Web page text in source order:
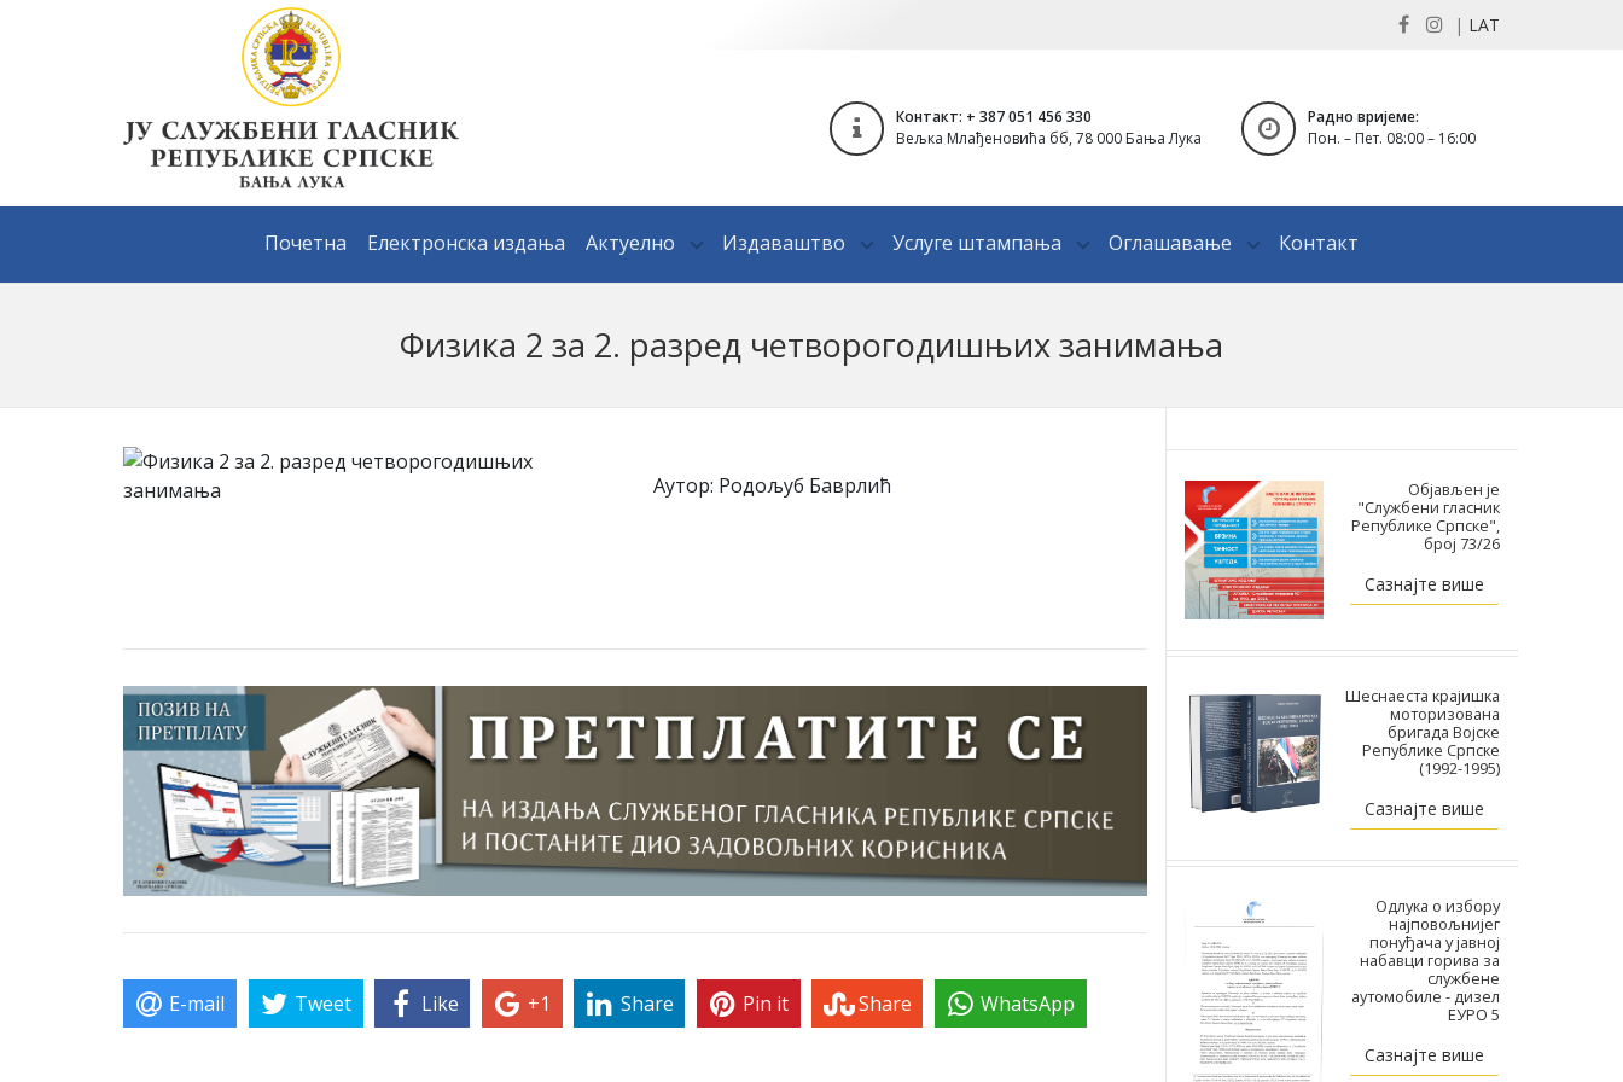
| LAT
Контакт: + 387 051 456 330
Вељка Млађеновића бб, 78 000 Бања Лука
Радно вријеме:
Пон. – Пет. 08:00 – 16:00
Почетна Електронска издања Актуелно Издаваштво Услуге штампања Оглашавање Контакт
Физика 2 за 2. разред четворогодишњих занимања
Аутор: Родољуб Баврлић
E-mail Tweet Like +1 Share Pin it Share WhatsApp
Објављен је
"Службени гласник
Републике Српске",
број 73/26
Сазнајте више
Шеснаеста крајишка
моторизована
бригада Војске
Републике Српске
(1992-1995)
Сазнајте више
Одлука о избору
најповољнијег
понуђача у јавној
набавци горива за
службене
аутомобиле - дизел
ЕУРО 5
Сазнајте више